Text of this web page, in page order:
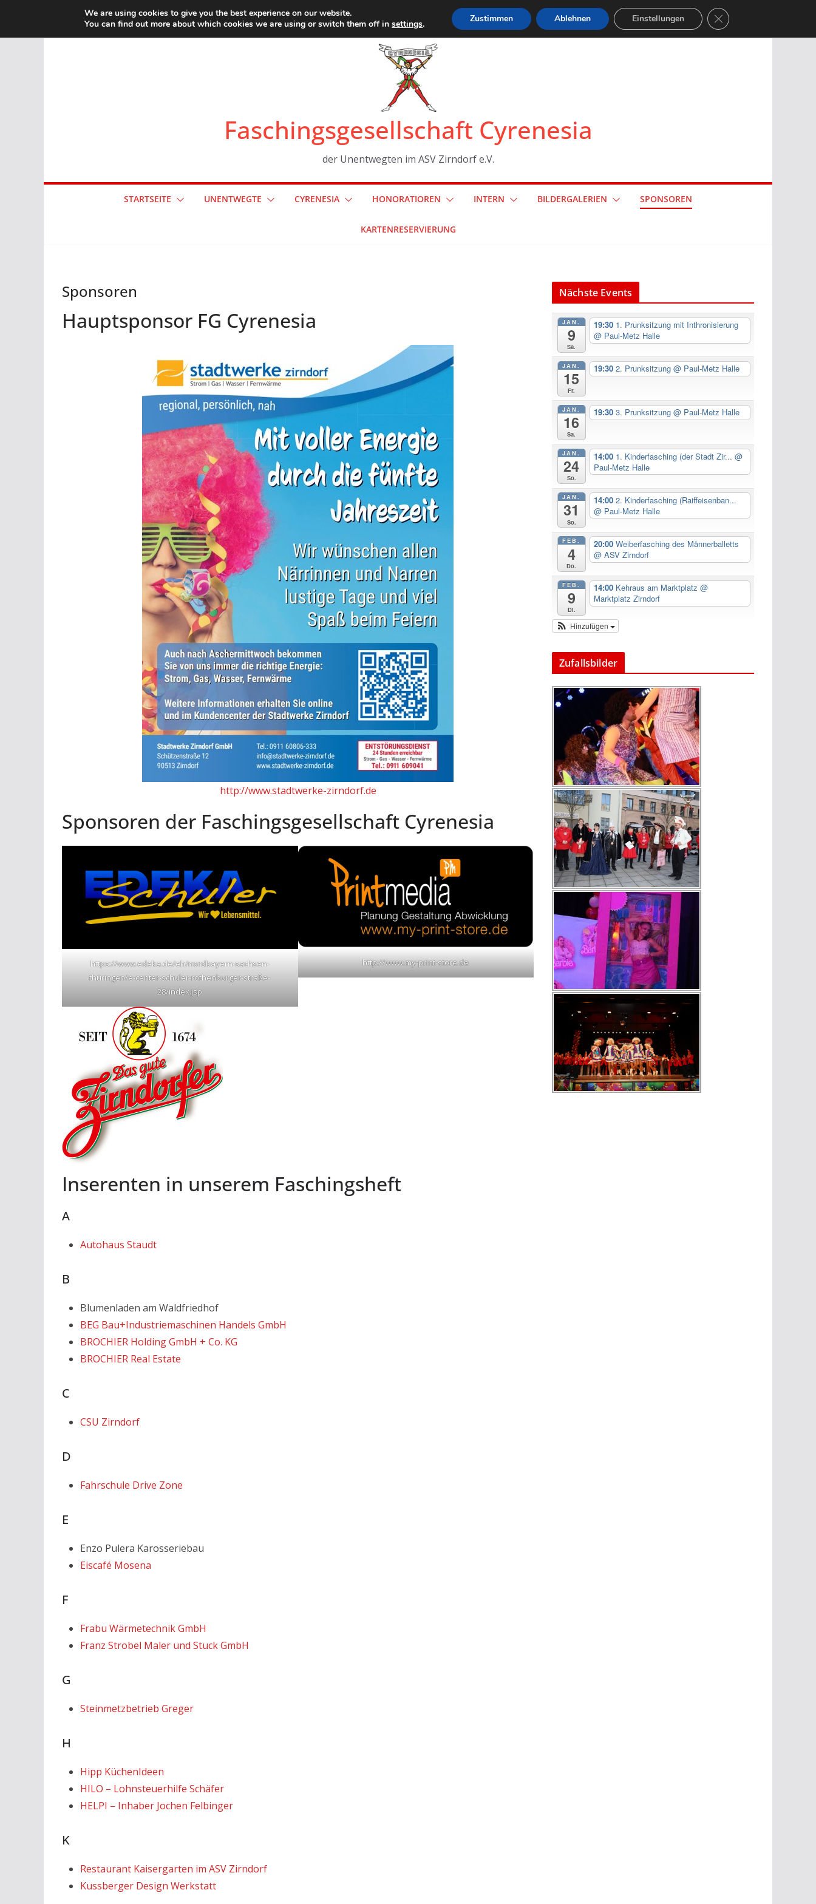
Faschingsgesellschaft Cyrenesia
der Unentwegten im ASV Zirndorf e.V.
STARTSEITE UNENTWEGTE CYRENESIA HONORATIOREN INTERN BILDERGALERIEN SPONSOREN
KARTENRESERVIERUNG
Sponsoren
Hauptsponsor FG Cyrenesia
http://www.stadtwerke-zirndorf.de
Sponsoren der Faschingsgesellschaft Cyrenesia
https://www.edeka.de/eh/nordbayern-sachsen-
thüringen/e-center-schuler-rothenburger-straße-
28/index.jsp
http://www.my-print-store.de
Inserenten in unserem Faschingsheft
A
Autohaus Staudt
B
Blumenladen am Waldfriedhof
BEG Bau+Industriemaschinen Handels GmbH
BROCHIER Holding GmbH + Co. KG
BROCHIER Real Estate
C
CSU Zirndorf
D
Fahrschule Drive Zone
E
Enzo Pulera Karosseriebau
Eiscafé Mosena
F
Frabu Wärmetechnik GmbH
Franz Strobel Maler und Stuck GmbH
G
Steinmetzbetrieb Greger
H
Hipp KüchenIdeen
HILO – Lohnsteuerhilfe Schäfer
HELPI – Inhaber Jochen Felbinger
K
Restaurant Kaisergarten im ASV Zirndorf
Kussberger Design Werkstatt
Nächste Events
JAN.
9
Sa.
19:30 1. Prunksitzung mit Inthronisierung
@ Paul-Metz Halle
JAN.
15
Fr.
19:30 2. Prunksitzung @ Paul-Metz Halle
JAN.
16
Sa.
19:30 3. Prunksitzung @ Paul-Metz Halle
JAN.
24
So.
14:00 1. Kinderfasching (der Stadt Zir... @
Paul-Metz Halle
JAN.
31
So.
14:00 2. Kinderfasching (Raiffeisenban...
@ Paul-Metz Halle
FEB.
4
Do.
20:00 Weiberfasching des Männerballetts
@ ASV Zirndorf
FEB.
9
Di.
14:00 Kehraus am Marktplatz @
Marktplatz Zirndorf
Hinzufügen
Zufallsbilder
We are using cookies to give you the best experience on our website.
You can find out more about which cookies we are using or switch them off insettings. Zustimmen Ablehnen Einstellungen GDPR Cookie-Banner